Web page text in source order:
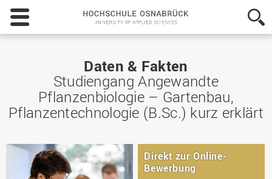
Hochschule
Osnabrück
-
Sciences
Daten & Fakten
Studiengang Angewandte
Pflanzenbiologie – Gartenbau,
Pflanzentechnologie (B.Sc.) kurz erklärt
Direkt zur Online-
Bewerbung